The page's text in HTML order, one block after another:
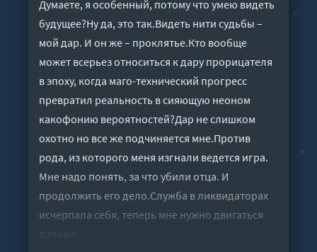
Думаете, я особенный, потому что умею видеть
будущее?Ну да, это так.Видеть нити судьбы –
мой дар. И он же – проклятье.Кто вообще
может всерьез относиться к дару прорицателя
в эпоху, когда маго-технический прогресс
превратил реальность в сияющую неоном
какофонию вероятностей?Дар не слишком
охотно но все же подчиняется мне.Против
рода, из которого меня изгнали ведется игра.
Мне надо понять, за что убили отца. И
продолжить его дело.Служба в ликвидаторах
исчерпала себя, теперь мне нужно двигаться
дальше.